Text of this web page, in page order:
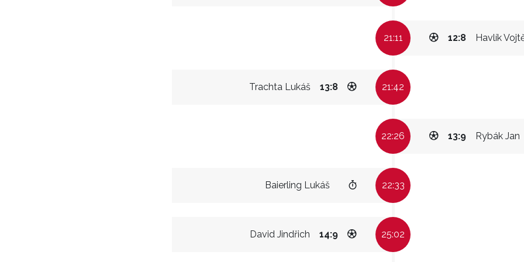
21:11 Havlík
12:8
Trachta Lukáš 13:8 21:42
22:26 Rybák Jan
13:9
Baierling Lukáš 22:33
David Jindřich 14:9 25:02